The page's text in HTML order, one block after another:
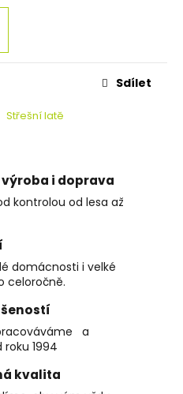
Střešní latě
Sdílet
i doprava
kontrolou od lesa až
domácnosti i velké
celoročně.
a
1994
kvalita